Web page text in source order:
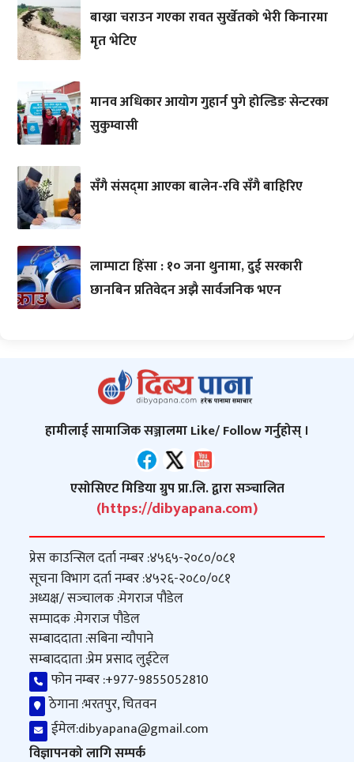
बाख्रा चराउन गएका रावत सुर्खेतको भेरी किनारमा
मृत भेटिए
मानव अधिकार आयोग गुहार्न पुगे होल्डिङ सेन्टरका
सुकुम्वासी
सँगै संसद्‌मा आएका बालेन-रवि सँगै बाहिरिए
लाम्पाटा हिंसा : १० जना थुनामा, दुई सरकारी
छानबिन प्रतिवेदन अझै सार्वजनिक भएन
हामीलाई सामाजिक सञ्जालमा Like/ Follow गर्नुहोस् ।
एसोसिएट मिडिया ग्रुप प्रा.लि. द्वारा सञ्‍चालित
(https://dibyapana.com)
प्रेस काउन्सिल दर्ता नम्बर :४५६५-२०८०/०८१
सूचना विभाग दर्ता नम्बर :४५२६-२०८०/०८१
अध्यक्ष/ सञ्‍चालक :मेगराज पौडेल
सम्पादक :मेगराज पौडेल
सम्बाददाता :सबिना न्यौपाने
सम्बाददाता :प्रेम प्रसाद लुईटेल
फोन नम्बर :+977-9855052810
ठेगाना :भरतपुर, चितवन
ईमेल:dibyapana@gmail.com
विज्ञापनको लागि सम्पर्क